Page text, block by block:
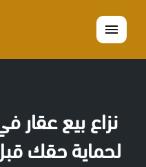
القائمة
نزاع بيع عقار
لحماية حقك